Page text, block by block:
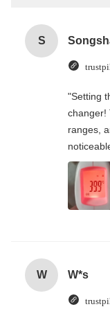
S
"Setting
changer!
ranges,
W W*s